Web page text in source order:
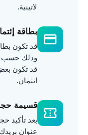
لاتينية.
credit_card
بطاقة
قد تكون
وذلك حسب
قد تكون
ائتمان.
confirmation_number
قسيمة
بعد تأكيد
عنوان